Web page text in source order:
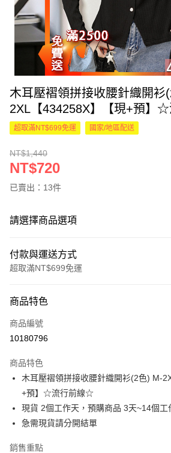
木耳壓褶領拼接收腰針織開衫
2XL【434258X】【現+預】
超取滿NT$699免運 國家/地區配送
NT$1,440
NT$720
已賣出：13件
請選擇商品選項
付款與運送方式
超取滿NT$699免運
信用卡一次付款
超商取貨付款
Apple Pay
街口支付
悠遊付
Google Pay
商品特色
商品編號
10180796
商品特色
木耳壓褶領拼接收腰針織開衫(2色) M-
+預】☆流行前線☆
現貨 2個工作天，預購商品 3天~14個工
急需現貨請分開結單
銷售重點